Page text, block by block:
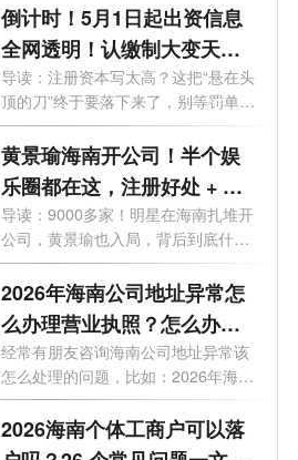
倒计时！5月1日起出资信息
全网透明！认缴制大变天，
这3条“逃债路”全被封死！
导读：注册资本写太高？这把“悬在头
顶的刀”终于要落下来了，别等罚单
才...
黄景瑜海南开公司！半个娱
乐圈都在这，注册好处 + 费
用一次说清
导读：9000多家！明星在海南扎堆开
公司，黄景瑜也入局，背后到底什么
信号...
2026年海南公司地址异常怎
么办理营业执照？怎么办理
变更业务？
经常有朋友咨询海南公司地址异常该
怎么处理的问题，比如：2026年海南
公司...
2026海南个体工商户可以落